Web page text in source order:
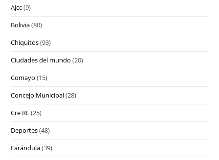
Ajcc(9)
Bolivia(80)
Chiquitos(93)
Ciudades del mundo (20)
Comayo (15)
Concejo Municipal(28)
Cre RL(25)
Deportes(48)
Farándula(39)